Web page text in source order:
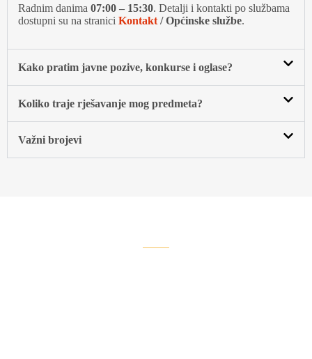
Radnim danima 07:00 – 15:30. Detalji i kontakti po službama
dostupni su na stranici Kontakt/ Općinske službe.
Kako pratim javne pozive, konkurse i oglasе?
Koliko traje rješavanje mog predmeta?
Važni brojevi